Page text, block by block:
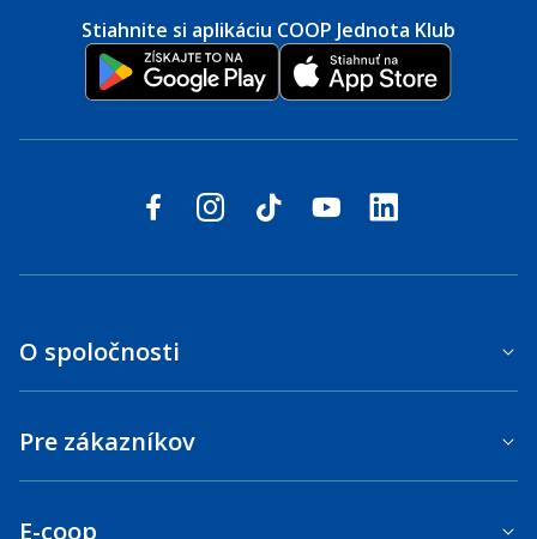
Stiahnite si aplikáciu COOP Jednota Klub
Sledujte nás na sociálnych sieťach
facebookinstagram
tiktok youtubelinkedin
O spoločnosti
Pre zákazníkov
E-coop